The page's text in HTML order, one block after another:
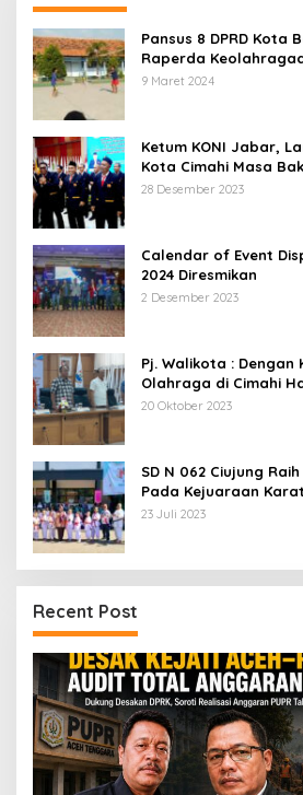
Pansus 8 DPRD Kota
Raperda
Tertunda
9 Maret 2024
Ketum KONI Jabar,
Kota Cimahi Masa
28 Desember 2023
Calendar of Event
2024 Diresmikan
2 Desember 2023
Pj. Walikota :
Olahraga di Cimahi
20 Oktober 2023
SD N 062 Ciujung
Pada Kejuaraan
23 Juli 2023
Recent Post